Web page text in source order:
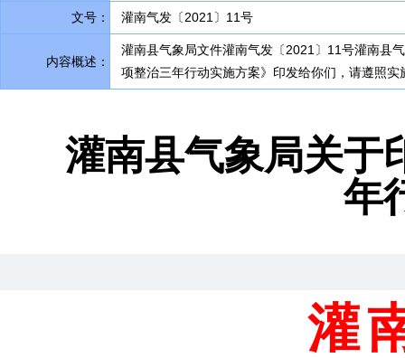
文号： 灌南气发〔2021〕11号
内容概述：
灌南县气象局文件灌南气发〔2021〕11号灌南县
项整治三年行动实施方案》印发给你们 ， 请遵照
灌南县气象局关于
年
灌